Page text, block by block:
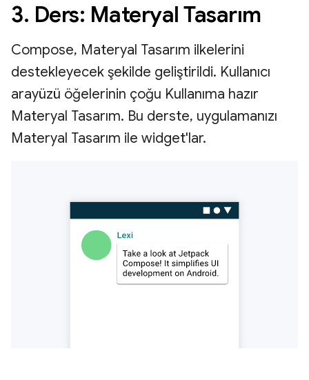
3. Ders: Materyal Tasarım
Compose, Materyal Tasarım ilkelerini
destekleyecek şekilde geliştirildi. Kullanıcı
arayüzü öğelerinin çoğu Kullanıma hazır
Materyal Tasarım. Bu derste, uygulamanızı
Materyal Tasarım ile widget'lar.